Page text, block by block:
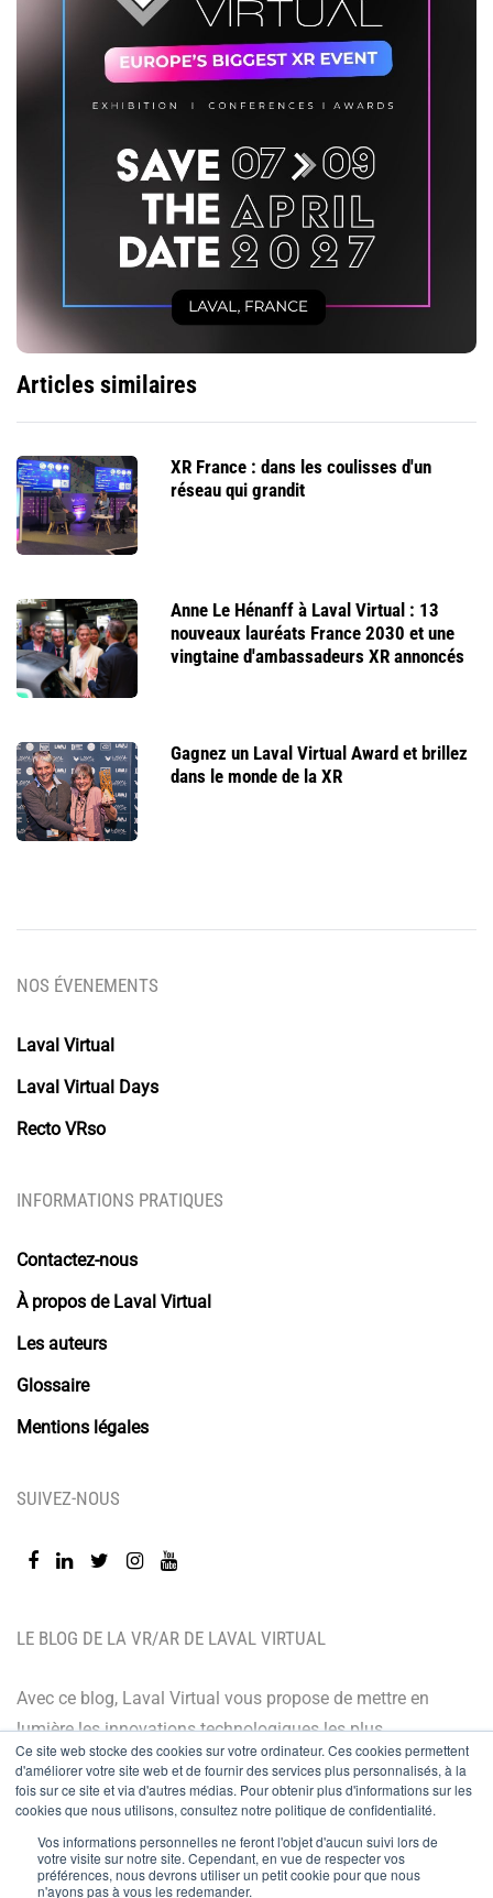
Ce site web stocke des cookies sur votre ordinateur. Ces cookies permettent
d'améliorer votre site web et de fournir des services plus personnalisés, à la
fois sur ce site et via d'autres médias. Pour obtenir plus d'informations sur les
cookies que nous utilisons, consultez notre politique de confidentialité.
Vos informations personnelles ne feront l'objet d'aucun suivi lors de
votre visite sur notre site. Cependant, en vue de respecter vos
préférences, nous devrons utiliser un petit cookie pour que nous
n'ayons pas à vous les redemander.
Articles similaires
XR France : dans les coulisses d'un
réseau qui grandit
Anne Le Hénanff à Laval Virtual : 13
nouveaux lauréats France 2030 et une
vingtaine d'ambassadeurs XR annoncés
Gagnez un Laval Virtual Award et brillez
dans le monde de la XR
LE BLOG DE LA VR/AR DE LAVAL VIRTUAL
Avec ce blog, Laval Virtual vous propose de mettre en
lumière les innovations technologiques les plus
récentes et les dernières tendances. Orienté BtoB, le
blog de Laval Virtual s’adresse à tous ceux qui désirent
mieux comprendre et mieux maîtriser les technologies
immersives, les intégrer à leur chaîne de valeur ou
encore anticiper leurs évolutions.
NOS ÉVENEMENTS
Laval Virtual
Laval Virtual Days
Recto VRso
INFORMATIONS PRATIQUES
Contactez-nous
À propos de Laval Virtual
Les auteurs
Glossaire
Mentions légales
SUIVEZ-NOUS